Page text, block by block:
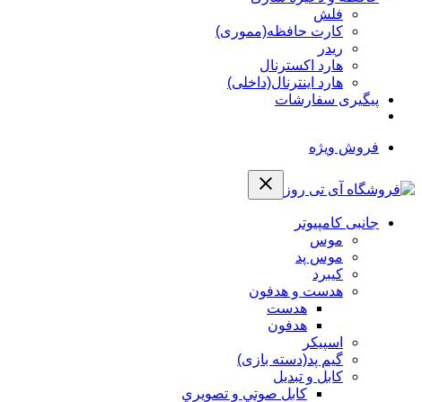
فلش
کارت حافظه(مموری)
ریدر
هارد اکسترنال
هارد اینترنال(داخلی)
پیگیری سفارشات
فروش ویژه
جانبی کامپیوتر
موس
موس پد
کیبرد
هدست و هدفون
هدست
هدفون
اسپیکر
گیم پد(دسته بازی)
کابل و تبدیل
كابل صوتي و تصويري